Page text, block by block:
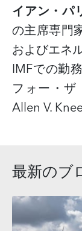
イアン・パ
の主席専門
およびエネ
IMFでの勤
フォー・
Allen V.
最新のブ